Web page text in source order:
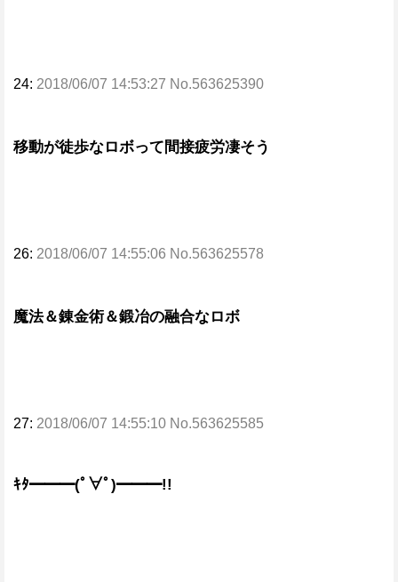
24: 2018/06/07 14:53:27 No.563625390
移動が徒歩なロボって間接疲労凄そう
26: 2018/06/07 14:55:06 No.563625578
魔法＆錬金術＆鍛冶の融合なロボ
27: 2018/06/07 14:55:10 No.563625585
ｷﾀ━━━(ﾟ∀ﾟ)━━━!!